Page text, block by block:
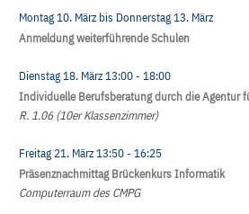
Montag 10. März bis Donnerstag 13. März
Anmeldung weiterführende Schulen
Dienstag 18. März13:00- 18:00
Individuelle Berufsberatung durch die Agentur
R. 1.06 (10er Klassenzimmer)
Freitag 21. März13:50- 16:25
Präsenznachmittag Brückenkurs Informatik
Computerraum des CMPG